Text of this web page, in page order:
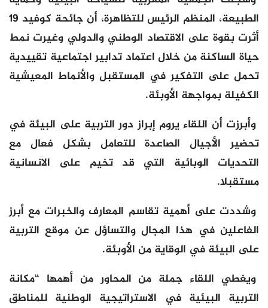
الطبيعة، المنظم الرئيس للتظاهرة، أن جائحة كوفيد 19
أثرت بقوة على الاقتصاد الوطني والدولي وغيرت نمط
حياة الساكنة من خلال اعتماد تدابير اجتماعية تقييدية
تحمل على التفكير في المستقبل والأنماط المعيشية
الكفيلة بمواجهة الأوبئة.
وأبرزت أن اللقاء يروم إبراز دور التربية على البيئة في
تحضير الأجيال الصاعدة للتعامل بشكل فعال مع
التحديات الوبائية التي قد تخيم على الانسانية
مستقبلا.
وشددت على أهمية تقاسم المعارف والخبرات مع أبرز
الفاعلين في هذا المجال والتساؤل عن موقع التربية
على البيئة في الوقاية من الأوبئة.
ويغطي اللقاء جملة من المحاور من أهمها “مكانة
التربية البيئية في الاستراتيجية الوطنية للمناطق